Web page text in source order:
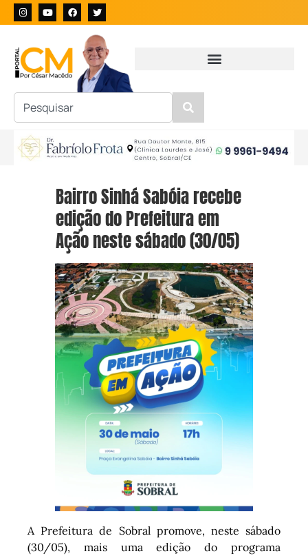
Bairro Sinhá Sabóia recebe
edição do Prefeitura em
Ação neste sábado (30/05)
A Prefeitura de Sobral promove, neste sábado
(30/05), mais uma edição do programa